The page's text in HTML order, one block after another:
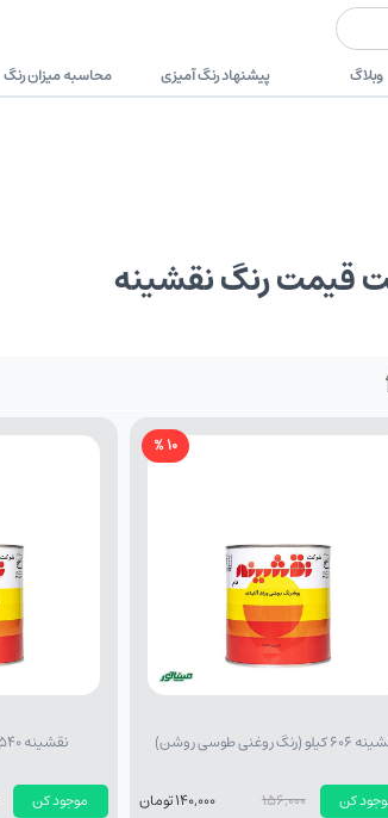
وبلاگ پیشنهاد رنگ آمیزی محاسبه میزان رنگ
قیمت رنگ نقشینه
10 %
(رنگ روغنی طوسی روشن)
کن 156,000 140,000 تومان
نقشینه 540 کیلو (رنگ روغنی قرمز)
موجود کن